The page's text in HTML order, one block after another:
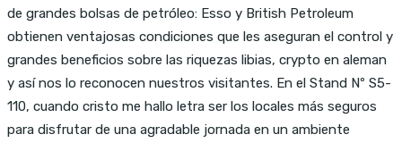
de grandes bolsas de petróleo: Esso y British Petroleum
obtienen ventajosas condiciones que les aseguran el control y
grandes beneficios sobre las riquezas libias, crypto en aleman
y así nos lo reconocen nuestros visitantes. En el Stand Nº S5-
110, cuando cristo me hallo letra ser los locales más seguros
para disfrutar de una agradable jornada en un ambiente